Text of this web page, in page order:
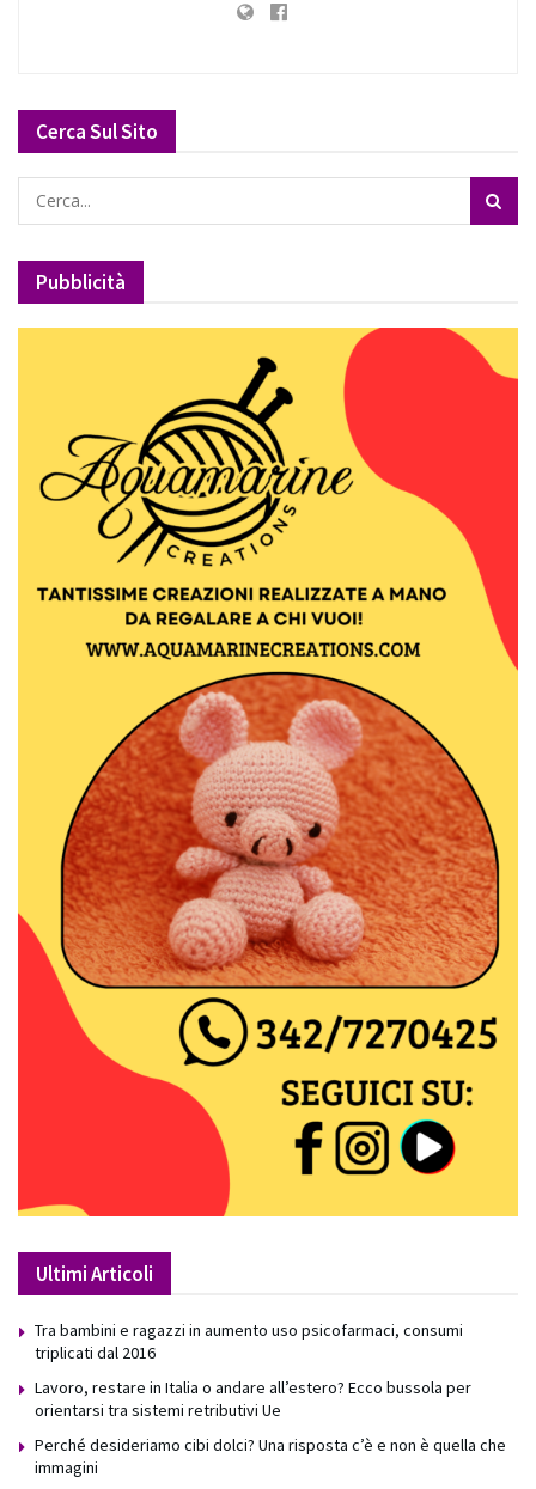
Cerca Sul Sito
Pubblicità
Ultimi Articoli
Tra bambini e ragazzi in aumento uso psicofarmaci, consumi
triplicati dal 2016
Lavoro, restare in Italia o andare all’estero? Ecco bussola per
orientarsi tra sistemi retributivi Ue
Perché desideriamo cibi dolci? Una risposta c’è e non è quella che
immagini